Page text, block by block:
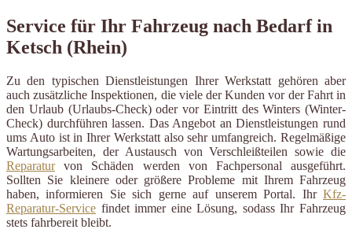
Service für Ihr Fahrzeug nach Bedarf in
Ketsch (Rhein)
Zu den typischen Dienstleistungen Ihrer Werkstatt gehören aber
auch zusätzliche Inspektionen, die viele der Kunden vor der Fahrt in
den Urlaub (Urlaubs-Check) oder vor Eintritt des Winters (Winter-
Check) durchführen lassen. Das Angebot an Dienstleistungen rund
ums Auto ist in Ihrer Werkstatt also sehr umfangreich. Regelmäßige
Wartungsarbeiten, der Austausch von Verschleißteilen sowie die
Reparaturvon Schäden werden von Fachpersonal ausgeführt.
Sollten Sie kleinere oder größere Probleme mit Ihrem Fahrzeug
haben, informieren Sie sich gerne auf unserem Portal. Ihr Kfz-
Reparatur-Service findet immer eine Lösung, sodass Ihr Fahrzeug
stets fahrbereit bleibt.